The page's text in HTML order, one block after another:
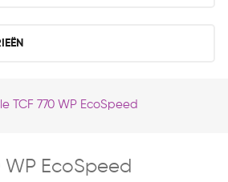
TCF 770 WP EcoSpeed
WP EcoSpeed